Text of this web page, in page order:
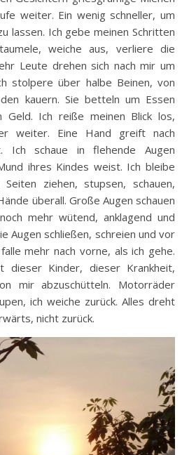
weiter. Ein wenig schneller, um
lassen. Ich gebe meinen Schritten
weiche aus, verliere die
Leute drehen sich nach mir um
stolpere über halbe Beinen, von
kauern. Sie betteln um Essen
Ich reiße meinen Blick los,
weiter. Eine Hand greift nach
Ich schaue in flehende Augen
ihres Kindes weist. Ich bleibe
ziehen, stupsen, schauen,
überall. Große Augen schauen
mehr wütend, anklagend und
Augen schließen, schreien und vor
mehr nach vorne, als ich gehe.
dieser Kinder, dieser Krankheit,
mir abzuschütteln. Motorräder
ich weiche zurück. Alles dreht
nicht zurück.